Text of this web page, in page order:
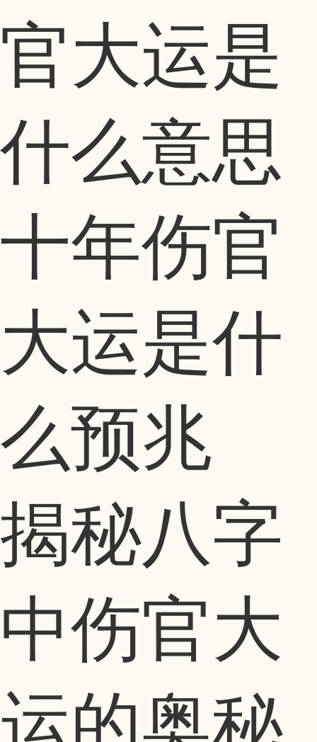
官大运是
什么意思
十年伤官
大运是什
么预兆
揭秘八字
中伤官大
运的奥秘